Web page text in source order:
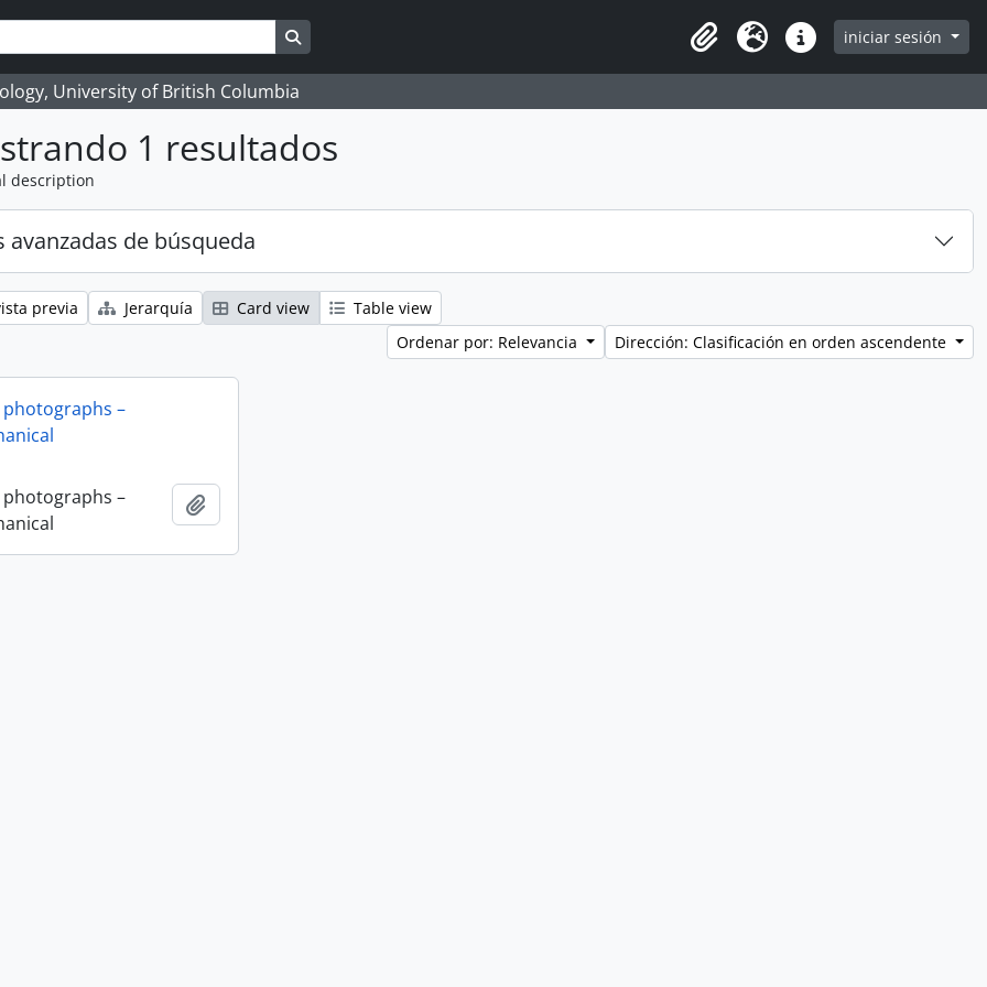
Search in browse page
Clipboard
Idioma Enlaces rápidos
iniciar sesión
University of British Columbia
1 resultados
description
avanzadas de búsqueda
previa Jerarquía Card view
Table view
Ordenar por: Relevancia
Dirección: Clasificación en orden ascendente
–
–